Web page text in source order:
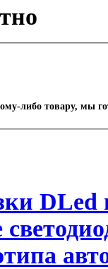
либо товару, мы
DLed